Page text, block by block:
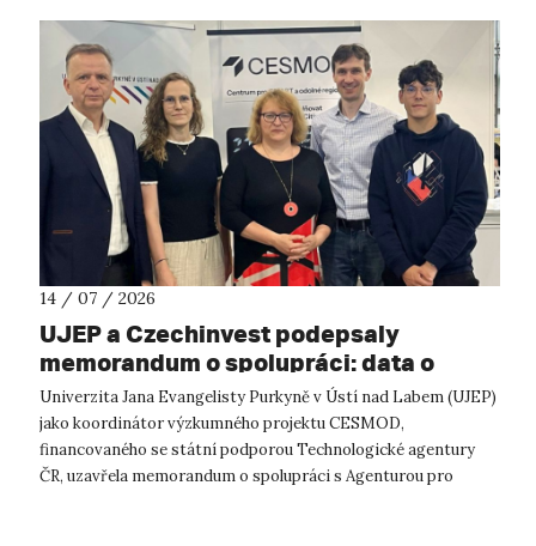
14 / 07 / 2026
UJEP a Czechinvest podepsaly
memorandum o spolupráci: data o
podnikatelském prostředí posílí
výzkum CESMOD
Univerzita Jana Evangelisty Purkyně v Ústí nad Labem (UJEP)
jako koordinátor výzkumného projektu CESMOD,
financovaného se státní podporou Technologické agentury
ČR, uzavřela memorandum o spolupráci s Agenturou pro